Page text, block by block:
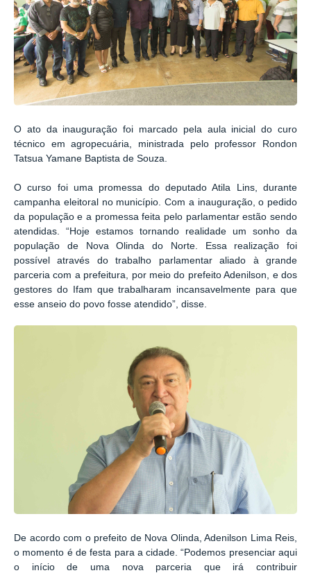
O ato da inauguração foi marcado pela aula inicial do curo
técnico em agropecuária, ministrada pelo professor Rondon
Tatsua Yamane Baptista de Souza.
O curso foi uma promessa do deputado Atila Lins, durante
campanha eleitoral no município. Com a inauguração, o pedido
da população e a promessa feita pelo parlamentar estão sendo
atendidas. “Hoje estamos tornando realidade um sonho da
população de Nova Olinda do Norte. Essa realização foi
possível através do trabalho parlamentar aliado à grande
parceria com a prefeitura, por meio do prefeito Adenilson, e dos
gestores do Ifam que trabalharam incansavelmente para que
esse anseio do povo fosse atendido”, disse.
De acordo com o prefeito de Nova Olinda, Adenilson Lima Reis,
o momento é de festa para a cidade. “Podemos presenciar aqui
o início de uma nova parceria que irá contribuir